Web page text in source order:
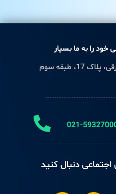
خود را به ما بسپار
طبقه سوم
021-
دنبال کنید